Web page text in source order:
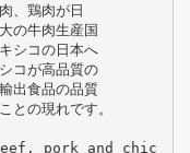
、鶏肉が日
の牛肉生産国
シコの日本へ
コが高品質の
出食品の品質
との現れです。
pork and chic